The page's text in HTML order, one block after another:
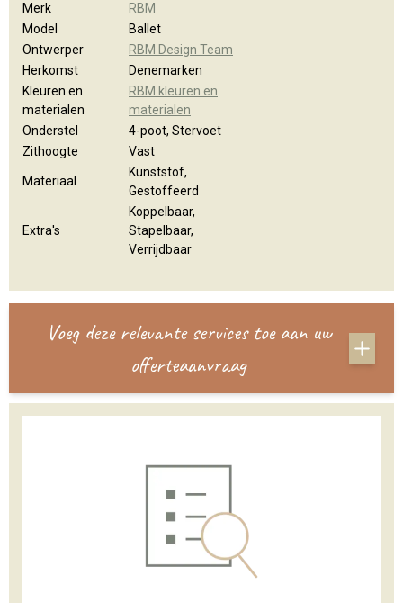
Merk
RBM
Model
Ballet
Ontwerper
RBM Design Team
Herkomst
Denemarken
Kleuren en
materialen
RBM kleuren en
materialen
Onderstel
4-poot, Stervoet
Zithoogte
Vast
Materiaal
Kunststof,
Gestoffeerd
Extra's
Koppelbaar,
Stapelbaar,
Verrijdbaar
Voeg deze relevante services toe aan uw
offerteaanvraag